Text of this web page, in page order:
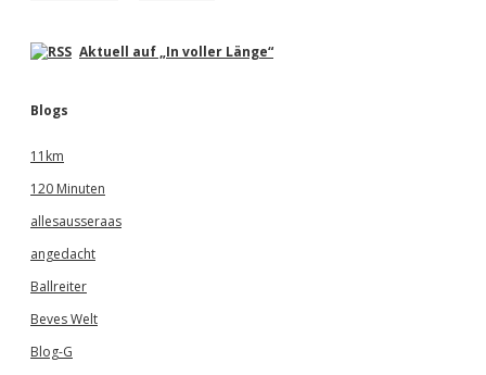
Aktuell auf „In voller Länge“
Blogs
11km
120 Minuten
allesausseraas
angedacht
Ballreiter
Beves Welt
Blog-G